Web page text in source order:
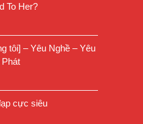
To Her?
tôi] – Yêu Nghề – Yêu
cực siêu